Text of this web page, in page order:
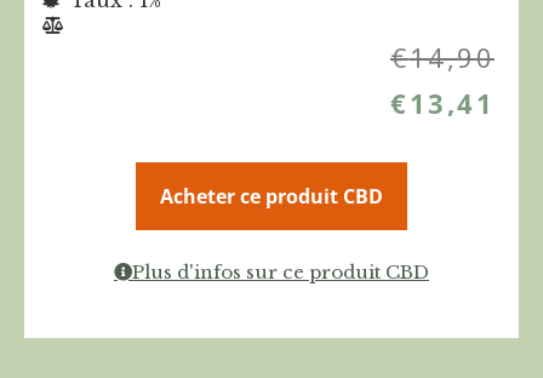
€14,90
€13,41
Acheter ce produit CBD
Plus d'infos sur ce produit CBD